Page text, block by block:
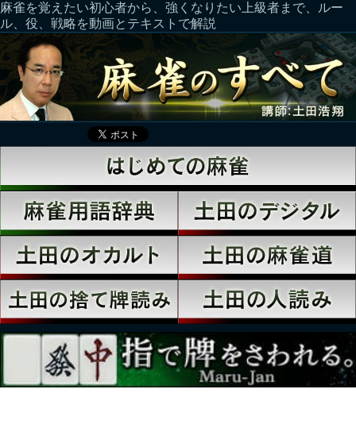
麻雀を覚えたい初心者から、強くなりたい上級者まで、ルー
ル、役、戦略を動画とテキストで解説